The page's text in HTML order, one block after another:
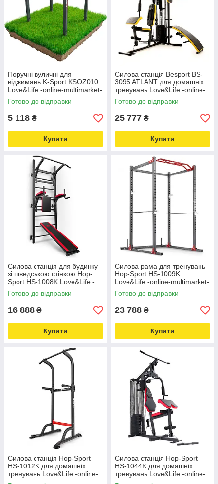
Поручні вуличні для
віджимань K-Sport KSOZ010
Love&Life -online-multimarket-
Готово до відправки
5 118 ₴
Купити
Силова станція Besport BS-
3095 ATLANT для домашніх
тренувань Love&Life -online-
multimarket-
Готово до відправки
25 777 ₴
Купити
Силова станція для будинку
зі шведською стінкою Hop-
Sport HS-1008K Love&Life -
online-multimarket-
Готово до відправки
16 888 ₴
Купити
Силова рама для тренувань
Hop-Sport HS-1009K
Love&Life -online-multimarket-
Готово до відправки
23 788 ₴
Купити
Силова станція Hop-Sport
HS-1012K для домашніх
тренувань Love&Life -online-
multimarket-
Силова станція Hop-Sport
HS-1044K для домашніх
тренувань Love&Life -online-
multimarket-